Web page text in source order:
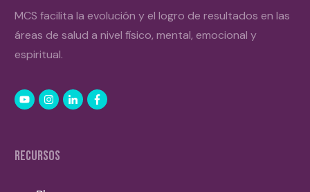
MCS facilita la evolución y el logro de resultados en las
áreas de salud a nivel físico, mental, emocional y
espiritual.
RECURSOS